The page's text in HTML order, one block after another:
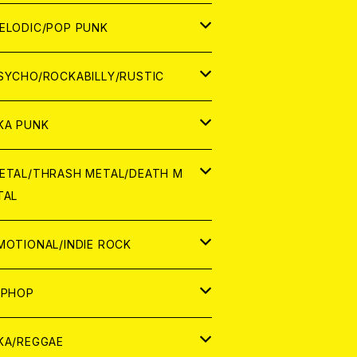
ログ
ログ
POP PUNK
ROCKABILLY/RUSTIC
PUNK
THRASH METAL/DEATH M
INDIE ROCK
REGGAE